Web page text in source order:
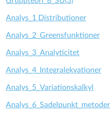
Analys_1 Distributioner
Analys_2_Greensfunktioner
Analys_3_Analyticitet
Analys_4_Integralekvationer
Analys_5_Variationskalkyl
Analys_6_Sadelpunkt_metoder